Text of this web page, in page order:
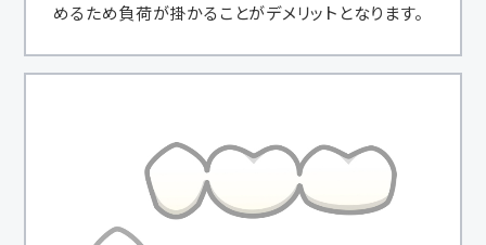
めるため負荷が掛かることがデメリットとなります。